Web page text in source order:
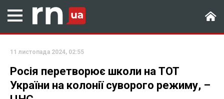
11 листопада 2024, 02:55
Росія перетворює школи на ТОТ
України на колонії суворого режиму, –